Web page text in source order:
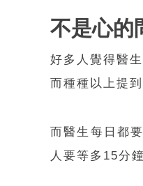
不是心的
好多人覺得醫
而種種以上提
而醫生每日都
人要等多15分